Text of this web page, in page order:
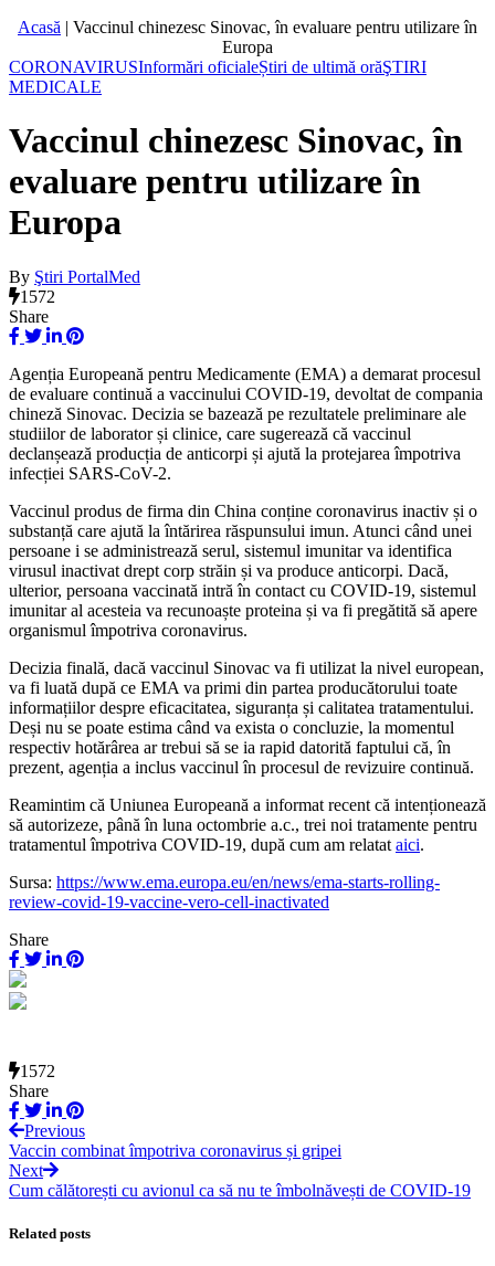
Acasă | Vaccinul chinezesc Sinovac, în evaluare pentru utilizare în
Europa
CORONAVIRUSInformări oficialeȘtiri de ultimă orăŞTIRI
MEDICALE
Vaccinul chinezesc Sinovac, în
evaluare pentru utilizare în
Europa
By Ştiri PortalMed
1572
Share
Agenția Europeană pentru Medicamente (EMA) a demarat procesul
de evaluare continuă a vaccinului COVID-19, devoltat de compania
chineză Sinovac. Decizia se bazează pe rezultatele preliminare ale
studiilor de laborator și clinice, care sugerează că vaccinul
declanșează producția de anticorpi și ajută la protejarea împotriva
infecției SARS-CoV-2.
Vaccinul produs de firma din China conține coronavirus inactiv și o
substanță care ajută la întărirea răspunsului imun. Atunci când unei
persoane i se administrează serul, sistemul imunitar va identifica
virusul inactivat drept corp străin și va produce anticorpi. Dacă,
ulterior, persoana vaccinată intră în contact cu COVID-19, sistemul
imunitar al acesteia va recunoaște proteina și va fi pregătită să apere
organismul împotriva coronavirus.
Decizia finală, dacă vaccinul Sinovac va fi utilizat la nivel european,
va fi luată după ce EMA va primi din partea producătorului toate
informațiilor despre eficacitatea, siguranța și calitatea tratamentului.
Deși nu se poate estima când va exista o concluzie, la momentul
respectiv hotărârea ar trebui să se ia rapid datorită faptului că, în
prezent, agenția a inclus vaccinul în procesul de revizuire continuă.
Reamintim că Uniunea Europeană a informat recent că intenționează
să autorizeze, până în luna octombrie a.c., trei noi tratamente pentru
tratamentul împotriva COVID-19, după cum am relatat aici.
Sursa: https://www.ema.europa.eu/en/news/ema-starts-rolling-
review-covid-19-vaccine-vero-cell-inactivated
Share
1572
Share
Previous
Vaccin combinat împotriva coronavirus și gripei
Next
Cum călătorești cu avionul ca să nu te îmbolnăvești de COVID-19
Related posts